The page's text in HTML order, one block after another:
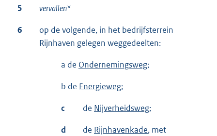
5 vervallen*
6
op de volgende, in het bedrijfsterrein
Rijnhaven gelegen weggedeelten:
a de Ondernemingsweg;
b de Energieweg;
c de Nijverheidsweg;
d de Rijnhavenkade, met